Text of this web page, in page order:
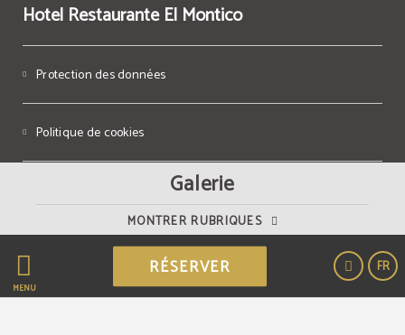
MENU
FR
RÉSERVER
Galerie
MONTRER RUBRIQUES
Hotel Restaurante El Montico
Protection des données
Politique de cookies
Powered by Keytel